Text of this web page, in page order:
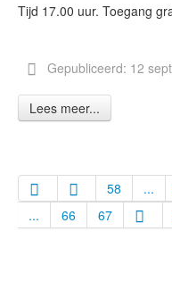
Tijd 17.00 uur. Toegang
Gepubliceerd: 12
Lees meer...
58
...
...
66 67